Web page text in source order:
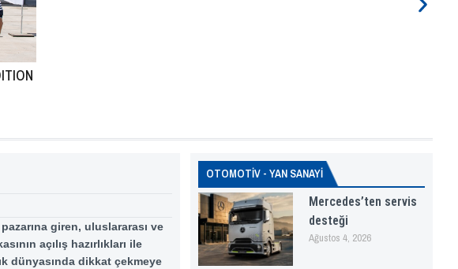
giren, uluslararası ve
açılış hazırlıkları ile
dünyasında dikkat çekmeye
OTOMOTİV - YAN SANAYİ
Mercedes’ten servis
desteği
Ağustos 4, 2026